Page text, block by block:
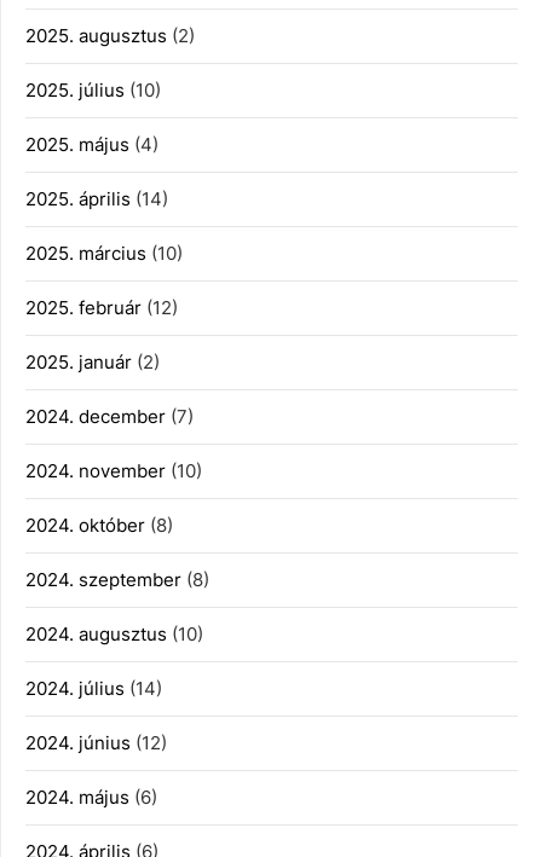
2025. augusztus (2)
2025. július (10)
2025. május (4)
2025. április (14)
2025. március (10)
2025. február (12)
2025. január (2)
2024. december (7)
2024. november (10)
2024. október (8)
2024. szeptember (8)
2024. augusztus (10)
2024. július (14)
2024. június (12)
2024. május (6)
2024. április (6)